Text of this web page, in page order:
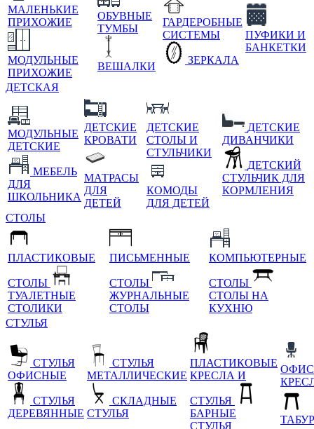
МАЛЕНЬКИЕ
ПРИХОЖИЕ
МОДУЛЬНЫЕ
ПРИХОЖИЕ
ОБУВНЫЕ
ТУМБЫ
ВЕШАЛКИ
ГАРДЕРОБНЫЕ
СИСТЕМЫ
ЗЕРКАЛА
ПУФИКИ И
БАНКЕТКИ
ДЕТСКАЯ
МОДУЛЬНЫЕ
ДЕТСКИЕ
МЕБЕЛЬ
ДЛЯ
ШКОЛЬНИКА
ДЕТСКИЕ
КРОВАТИ
МАТРАСЫ
ДЛЯ
ДЕТЕЙ
ДЕТСКИЕ
СТОЛЫ И
СТУЛЬЧИКИ
КОМОДЫ
ДЛЯ ДЕТЕЙ
ДЕТСКИЕ
ДИВАНЧИКИ
ДЕТСКИЙ
СТУЛЬЧИК ДЛЯ
КОРМЛЕНИЯ
СТОЛЫ
ПЛАСТИКОВЫЕ
СТОЛЫ
ТУАЛЕТНЫЕ
СТОЛИКИ
ПИСЬМЕННЫЕ
СТОЛЫ
ЖУРНАЛЬНЫЕ
СТОЛЫ
КОМПЬЮТЕРНЫЕ
СТОЛЫ
СТОЛЫ НА
КУХНЮ
СТУЛЬЯ
СТУЛЬЯ
ОФИСНЫЕ
СТУЛЬЯ
ДЕРЕВЯННЫЕ
СТУЛЬЯ
МЕТАЛЛИЧЕСКИЕ
СКЛАДНЫЕ
СТУЛЬЯ
ПЛАСТИКОВЫЕ
КРЕСЛА И
СТУЛЬЯ
БАРНЫЕ
СТУЛЬЯ